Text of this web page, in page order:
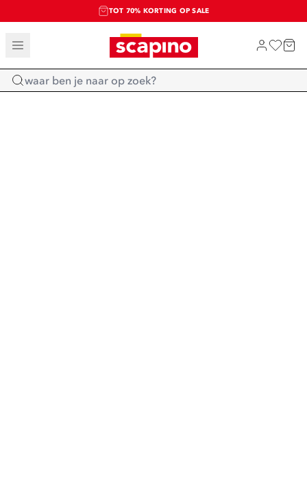
TOT 70% KORTING OP SALE
SALE: LAATSTE KANS!
SHOP NIEUW
Home